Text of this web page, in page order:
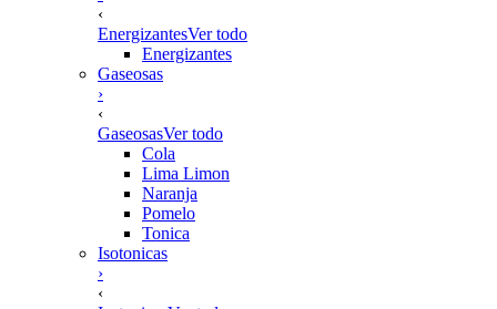
‹
EnergizantesVer todo
Energizantes
Gaseosas
›
‹
GaseosasVer todo
Cola
Lima Limon
Naranja
Pomelo
Tonica
Isotonicas
›
‹